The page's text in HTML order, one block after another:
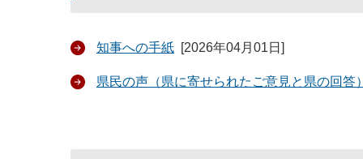
知事への手紙 [2026年04月01日 ]
県民の声（県に寄せられたご意見と県の回答）